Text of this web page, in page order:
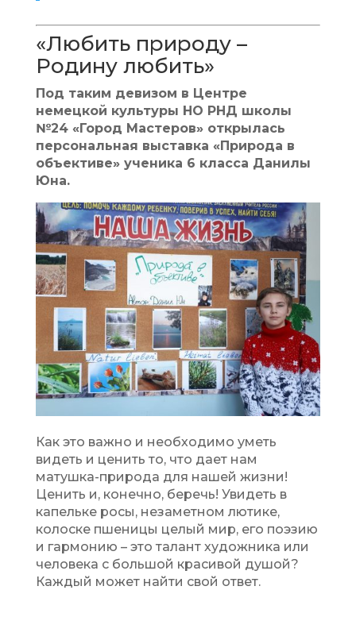
«Любить природу –
Родину любить»
Под таким девизом в Центре
немецкой культуры НО РНД школы
№24 «Город Мастеров» открылась
персональная выставка «Природа в
объективе» ученика 6 класса Данилы
Юна.
Как это важно и необходимо уметь
видеть и ценить то, что дает нам
матушка-природа для нашей жизни!
Ценить и, конечно, беречь! Увидеть в
капельке росы, незаметном лютике,
колоске пшеницы целый мир, его поэзию
и гармонию – это талант художника или
человека с большой красивой душой?
Каждый может найти свой ответ.